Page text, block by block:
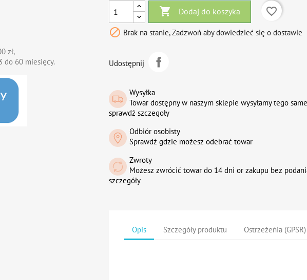
zł,
do 60 miesięcy.
 Dodaj do koszyka
favorite_border
 Brak na stanie, Zadzwoń aby dowiedzieć się o dostawie
Udostępnij
Wysyłka
Towar dostępny w naszym sklepie wysyłamy tego
sprawdź szczegoły
Odbiór osobisty
Sprawdź gdzie możesz odebrać towar
Zwroty
Możesz zwrócić towar do 14 dni or zakupu bez
szczegóły
Opis Szczegóły produktu Ostrzeżeńia (GPSR)